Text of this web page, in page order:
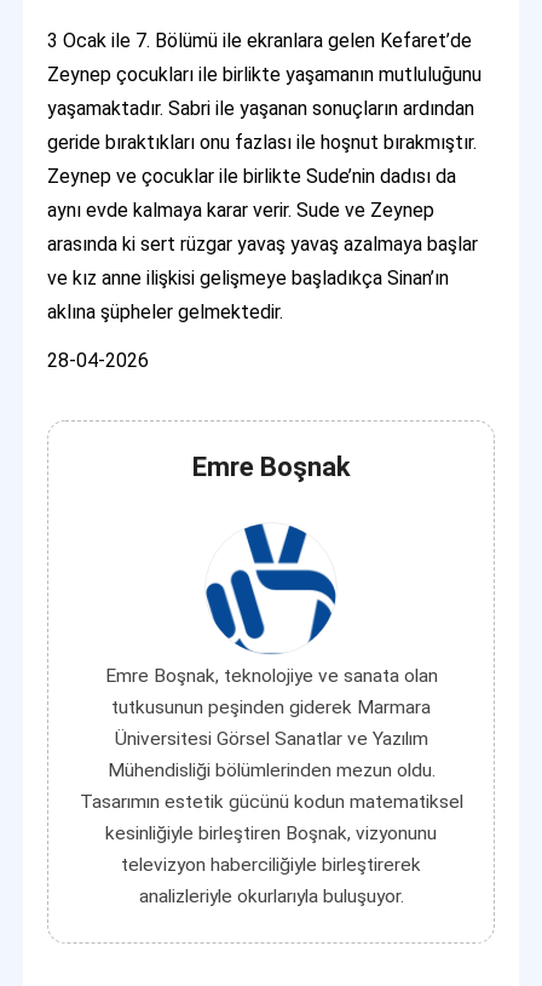
3 Ocak ile 7. Bölümü ile ekranlara gelen Kefaret’de
Zeynep çocukları ile birlikte yaşamanın mutluluğunu
yaşamaktadır. Sabri ile yaşanan sonuçların ardından
geride bıraktıkları onu fazlası ile hoşnut bırakmıştır.
Zeynep ve çocuklar ile birlikte Sude’nin dadısı da
aynı evde kalmaya karar verir. Sude ve Zeynep
arasında ki sert rüzgar yavaş yavaş azalmaya başlar
ve kız anne ilişkisi gelişmeye başladıkça Sinan’ın
aklına şüpheler gelmektedir.
28-04-2026
Emre Boşnak
Emre Boşnak, teknolojiye ve sanata olan
tutkusunun peşinden giderek Marmara
Üniversitesi Görsel Sanatlar ve Yazılım
Mühendisliği bölümlerinden mezun oldu.
Tasarımın estetik gücünü kodun matematiksel
kesinliğiyle birleştiren Boşnak, vizyonunu
televizyon haberciliğiyle birleştirerek
analizleriyle okurlarıyla buluşuyor.